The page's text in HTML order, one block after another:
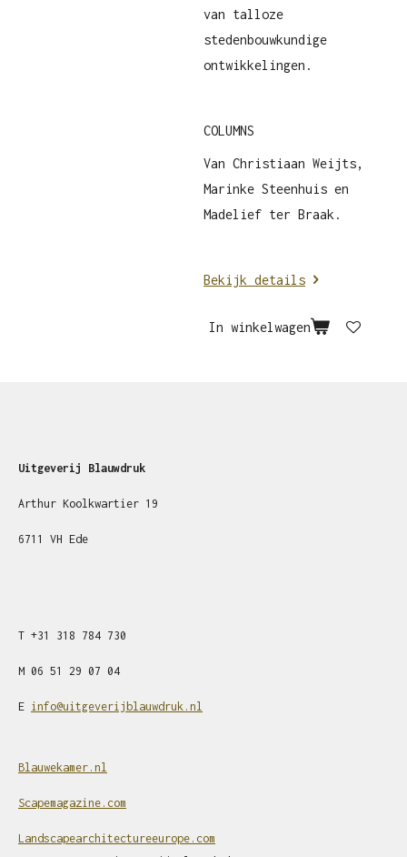
van talloze
stedenbouwkundige
ontwikkelingen.
COLUMNS
Van Christiaan Weijts,
Marinke Steenhuis en
Madelief ter Braak.
Bekijk details
In winkelwagen
Uitgeverij Blauwdruk
Arthur Koolkwartier 19
6711 VH Ede
T +31 318 784 730
M 06 51 29 07 04
E info@uitgeverijblauwdruk.nl
Blauwekamer.nl
Scapemagazine.com
Landscapearchitectureeurope.com